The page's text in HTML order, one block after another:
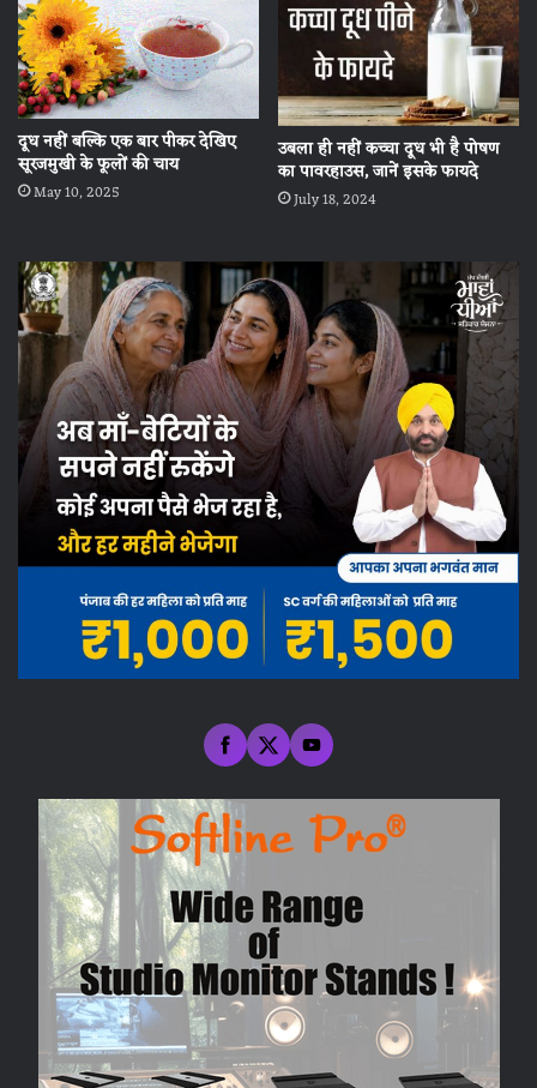
दूध नहीं बल्कि एक बार पीकर देख‍िए
सूरजमुखी के फूलों की चाय
May 10, 2025
उबला ही नहीं कच्चा दूध भी है पोषण
का पावरहाउस, जानें इसके फायदे
July 18, 2024